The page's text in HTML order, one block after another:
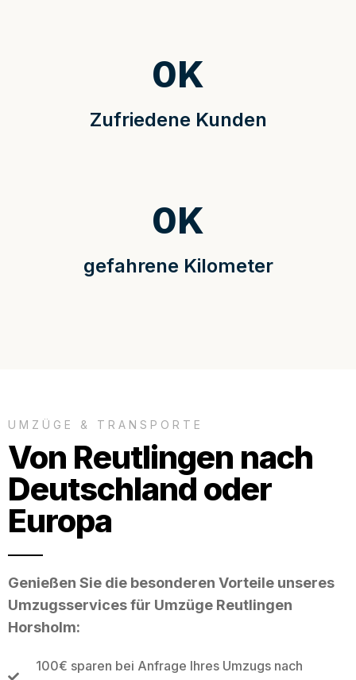
Zufriedene Kunden
0K
gefahrene Kilometer
0K
UMZÜGE & TRANSPORTE
Von Reutlingen nach
Deutschland oder
Europa
Genießen Sie die besonderen Vorteile unseres
Umzugsservices für Umzüge Reutlingen
Horsholm:
100€ sparen bei Anfrage Ihres Umzugs nach